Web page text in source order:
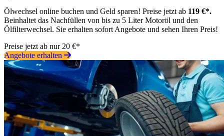
Ölwechsel online buchen und Geld sparen! Preise jetzt ab 119 €*.
Beinhaltet das Nachfüllen von bis zu 5 Liter Motoröl und den
Ölfilterwechsel. Sie erhalten sofort Angebote und sehen Ihren Preis!
Preise jetzt ab nur 20 €*
Angebote erhalten